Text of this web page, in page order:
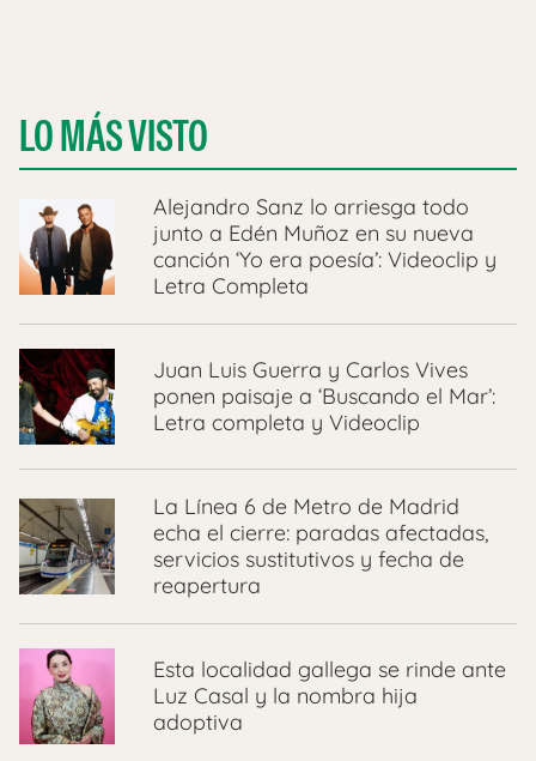
LO MÁS VISTO
Alejandro Sanz lo arriesga todo
junto a Edén Muñoz en su nueva
canción ‘Yo era poesía’: Videoclip y
Letra Completa
Juan Luis Guerra y Carlos Vives
ponen paisaje a ‘Buscando el Mar’:
Letra completa y Videoclip
La Línea 6 de Metro de Madrid
echa el cierre: paradas afectadas,
servicios sustitutivos y fecha de
reapertura
Esta localidad gallega se rinde ante
Luz Casal y la nombra hija
adoptiva